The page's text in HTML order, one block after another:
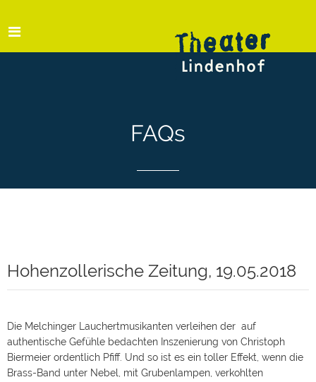
FAQs
Hohenzollerische Zeitung, 19.05.2018
Die Melchinger Lauchertmusikanten verleihen der auf
authentische Gefühle bedachten Inszenierung von Christoph
Biermeier ordentlich Pfiff. Und so ist es ein toller Effekt, wenn die
Brass-Band unter Nebel, mit Grubenlampen, verkohlten